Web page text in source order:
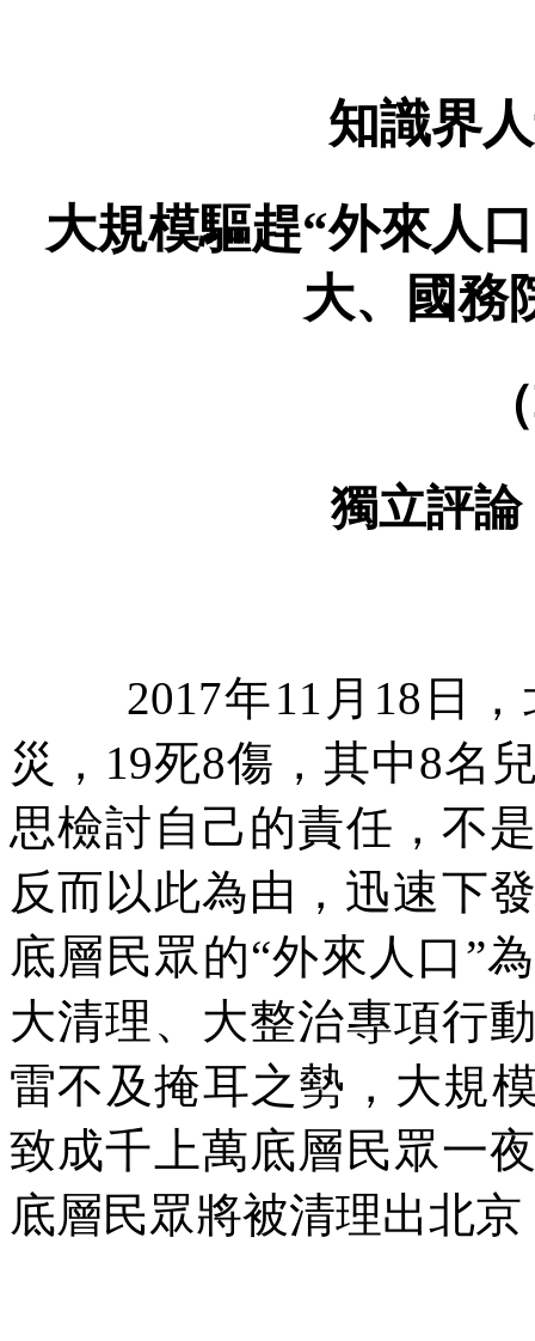
知識界
大規模驅趕“外來人口
大、國務
獨立評論
2017年11 月 18 日
災， 19死8傷，其中8名
思檢討自己的責任，不
反而以此為由，迅速下
底層民眾的“外來人口 ”
大清理、大整治專項行
雷不及掩耳之勢，大規
致成千上萬底層民眾一
底層民眾將被清理出北